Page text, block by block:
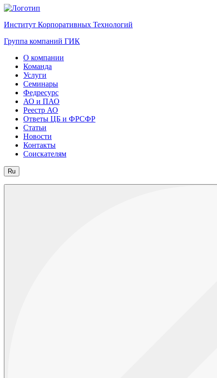
Институт Корпоративных Технологий
Группа компаний ГИК
О компании
Команда
Услуги
Семинары
Федресурс
АО и ПАО
Реестр АО
Ответы ЦБ и ФРСФР
Статьи
Новости
Контакты
Соискателям
Ru